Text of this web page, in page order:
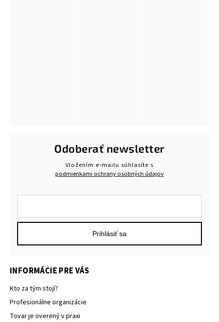
INFORMÁCIE PRE VÁS
Kto za tým stojí?
Profesionálne organizácie
Tovar je overený v praxi
Odoberať newsletter
Vložením e-mailu súhlasíte s
podmienkami ochrany osobných údajov
Prihlásiť sa